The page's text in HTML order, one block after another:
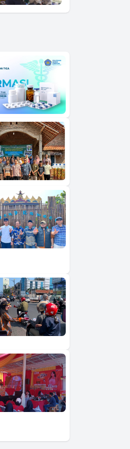
BIOTROP
Gelar National
& Regional
Training
Circular
Economy
Seminar
Dukung
Pertanian
Berkelanjutan
dan
Pengelolaan
Sumber Daya
Alam